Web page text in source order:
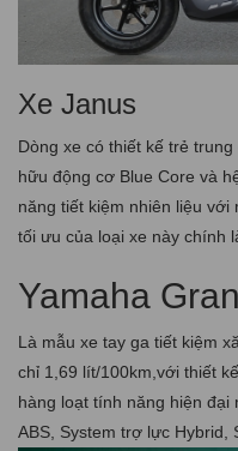
Xe Janus
Dòng xe có thiết kế trẻ
hữu động cơ Blue Core và
năng tiết kiệm nhiên liệu
tối ưu của loại xe này chính
Yamaha
Là mẫu xe tay ga tiết kiệm
chỉ 1,69 lít/100km,với thiết
hàng loạt tính năng hiện đại
ABS, System trợ lực Hybrid,